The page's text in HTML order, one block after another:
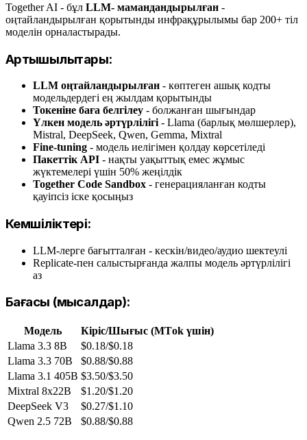
Together AI - бұл LLM- мамандандырылған -
оңтайландырылған қорытынды инфрақұрылымы бар 200+ тіл
моделін орналастырады.
Артықшылықтары:
LLM оңтайландырылған - көптеген ашық кодты
модельдердегі ең жылдам қорытынды
Токеніне баға белгілеу - болжанған шығындар
Үлкен модель әртүрлілігі - Llama (барлық мөлшерлер),
Mistral, DeepSeek, Qwen, Gemma, Mixtral
Fine-tuning - модель иелігімен қолдау көрсетіледі
Пакеттік API - нақты уақыттық емес жұмыс
жүктемелері үшін 50% жеңілдік
Together Code Sandbox - генерацияланған кодты
қауіпсіз іске қосыңыз
Кемшіліктері:
LLM-лерге бағытталған - кескін/видео/аудио шектеулі
Replicate-пен салыстырғанда жалпы модель әртүрлілігі
аз
Бағасы (мысалдар):
Модель
Кіріс/Шығыс (MТok үшін)
Llama 3.3 8B
$0.18/$0.18
Llama 3.3 70B
$0.88/$0.88
Llama 3.1 405B $3.50/$3.50
Mixtral 8x22B
$1.20/$1.20
DeepSeek V3
$0.27/$1.10
Qwen 2.5 72B
$0.88/$0.88